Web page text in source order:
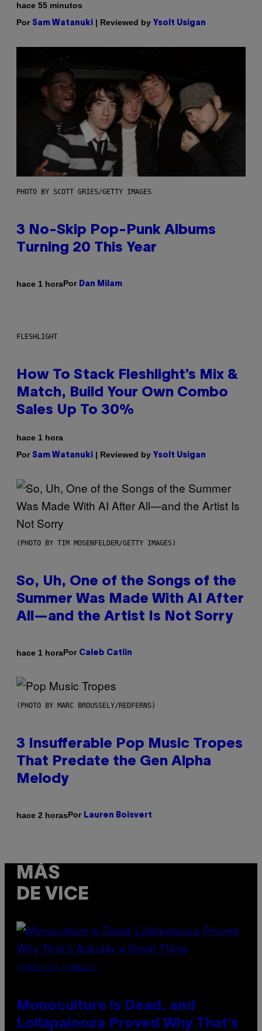
hace 55 minutos
Por Sam Watanuki | Reviewed by Ysolt Usigan
PHOTO BY SCOTT GRIES/GETTY IMAGES
3 No-Skip Pop-Punk Albums
Turning 20 This Year
hace 1 horaPor Dan Milam
FLESHLIGHT
How To Stack Fleshlight’s Mix &
Match, Build Your Own Combo
Sales Up To 30%
hace 1 hora
Por Sam Watanuki | Reviewed by Ysolt Usigan
(PHOTO BY TIM MOSENFELDER/GETTY IMAGES)
So, Uh, One of the Songs of the
Summer Was Made With AI After
All—and the Artist Is Not Sorry
hace 1 horaPor Caleb Catlin
(PHOTO BY MARC BROUSSELY/REDFERNS)
3 Insufferable Pop Music Tropes
That Predate the Gen Alpha
Melody
hace 2 horasPor Lauren Boisvert
MÁS
DE VICE
(PHOTO VIA T-MOBILE)
Monoculture is Dead, and
Lollapalooza Proved Why That’s